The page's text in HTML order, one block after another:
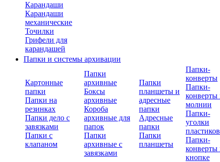
Карандаши
Карандаши
механические
Точилки
Грифели для
карандашей
Папки и системы архивации
Картонные
папки
Папки на
резинках
Папки дело с
завязками
Папки с
клапаном
Папки
архивные
Боксы
архивные
Короба
архивные для
папок
Папки
архивные с
завязками
Папки
планшеты и
адресные
папки
Адресные
папки
Папки
планшеты
Папки-
конверты
Папки-
конверты
молнии
Папки-
уголки
Папки-
конверты
кнопке